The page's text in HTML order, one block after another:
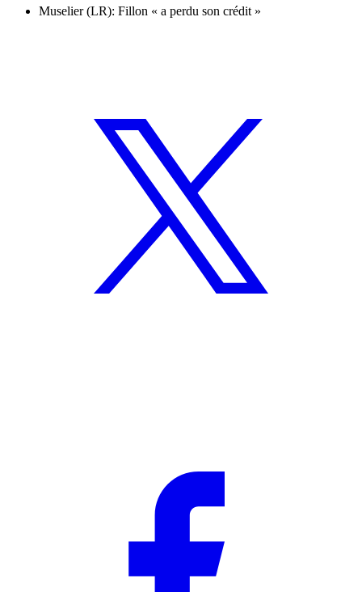
Muselier (LR): Fillon « a perdu son crédit »